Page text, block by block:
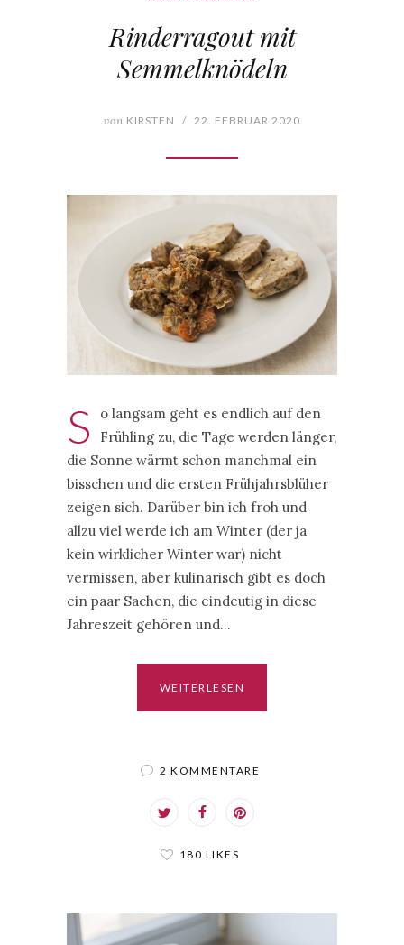
Rinderragout mit
Semmelknödeln
von KIRSTEN / 22. FEBRUAR 2020
S
o langsam geht es endlich auf den
Frühling zu, die Tage werden länger,
die Sonne wärmt schon manchmal ein
bisschen und die ersten Frühjahrsblüher
zeigen sich. Darüber bin ich froh und
allzu viel werde ich am Winter (der ja
kein wirklicher Winter war) nicht
vermissen, aber kulinarisch gibt es doch
ein paar Sachen, die eindeutig in diese
Jahreszeit gehören und…
WEITERLESEN
2 KOMMENTARE
180 LIKES